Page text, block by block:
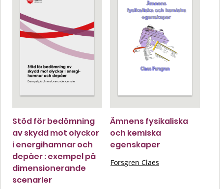
Stöd för bedömning
av skydd mot olyckor
i energihamnar och
depåer : exempel på
dimensionerande
scenarier
Ämnens fysikaliska
och kemiska
egenskaper
Forsgren Claes